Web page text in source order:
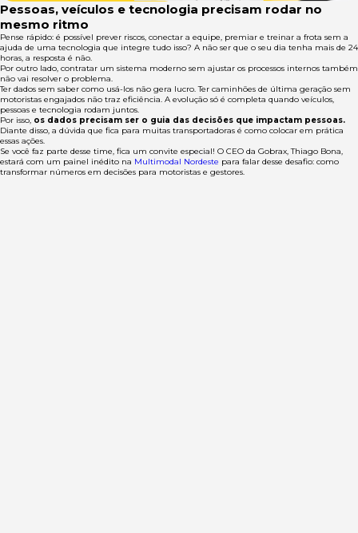
Pessoas, veículos e tecnologia precisam rodar no
mesmo ritmo
Pense rápido: é possível prever riscos, conectar a equipe, premiar e treinar a frota sem a
ajuda de uma tecnologia que integre tudo isso? A não ser que o seu dia tenha mais de 24
horas, a resposta é não.
Por outro lado, contratar um sistema moderno sem ajustar os processos internos também
não vai resolver o problema.
Ter dados sem saber como usá-los não gera lucro. Ter caminhões de última geração sem
motoristas engajados não traz eficiência. A evolução só é completa quando veículos,
pessoas e tecnologia rodam juntos.
Por isso, os dados precisam ser o guia das decisões que impactam pessoas.
Diante disso, a dúvida que fica para muitas transportadoras é como colocar em prática
essas ações.
Se você faz parte desse time, fica um convite especial! O CEO da Gobrax, Thiago Bona,
estará com um painel inédito na Multimodal Nordeste para falar desse desafio: como
transformar números em decisões para motoristas e gestores.